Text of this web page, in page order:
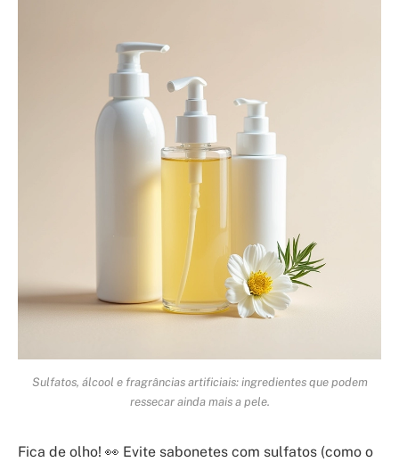
Sulfatos, álcool e fragrâncias artificiais: ingredientes que podem
ressecar ainda mais a pele.
Fica de olho! 👀 Evite sabonetes com sulfatos (como o